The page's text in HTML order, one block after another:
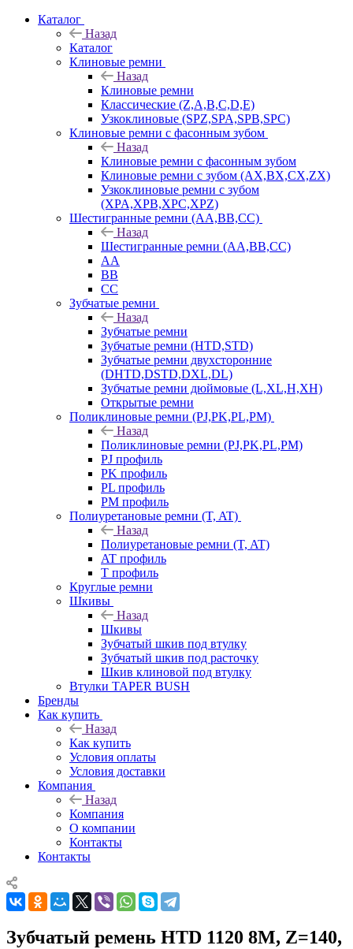
Каталог
Назад
Каталог
Клиновые ремни
Назад
Клиновые ремни
Классические (Z,A,B,C,D,E)
Узкоклиновые (SPZ,SPA,SPB,SPC)
Клиновые ремни с фасонным зубом
Назад
Клиновые ремни с фасонным зубом
Клиновые ремни с зубом (AX,BX,CX,ZX)
Узкоклиновые ремни с зубом
(XPA,XPB,XPC,XPZ)
Шестигранные ремни (AA,BB,CC)
Назад
Шестигранные ремни (AA,BB,CC)
AA
BB
CC
Зубчатые ремни
Назад
Зубчатые ремни
Зубчатые ремни (HTD,STD)
Зубчатые ремни двухсторонние
(DHTD,DSTD,DXL,DL)
Зубчатые ремни дюймовые (L,XL,H,XH)
Открытые ремни
Поликлиновые ремни (PJ,PK,PL,PM)
Назад
Поликлиновые ремни (PJ,PK,PL,PM)
PJ профиль
PK профиль
PL профиль
PM профиль
Полиуретановые ремни (T, AT)
Назад
Полиуретановые ремни (T, AT)
AT профиль
T профиль
Круглые ремни
Шкивы
Назад
Шкивы
Зубчатый шкив под втулку
Зубчатый шкив под расточку
Шкив клиновой под втулку
Втулки TAPER BUSH
Бренды
Как купить
Назад
Как купить
Условия оплаты
Условия доставки
Компания
Назад
Компания
О компании
Контакты
Контакты
Зубчатый ремень HTD 1120 8M, Z=140,